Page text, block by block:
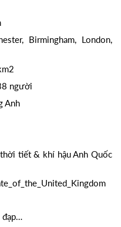
Birmingham, London,
tiết & khí hậu Anh Quốc
đạp…